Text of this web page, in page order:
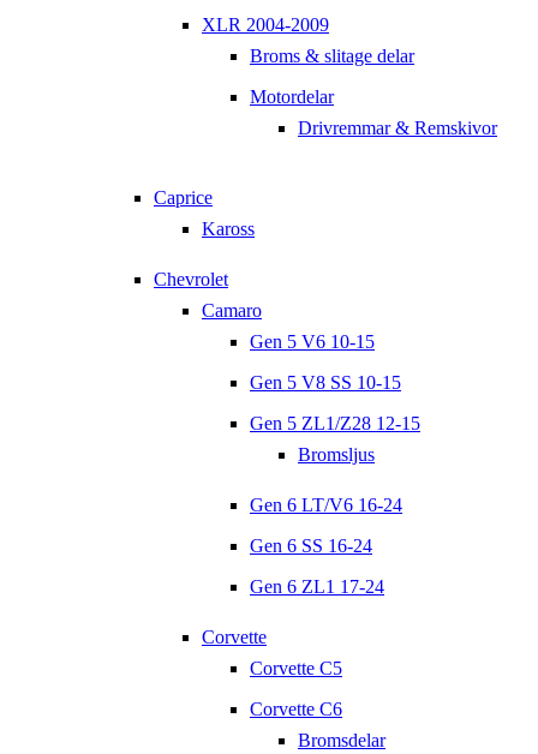
XLR 2004-2009
Broms & slitage delar
Motordelar
Drivremmar & Remskivor
Caprice
Kaross
Chevrolet
Camaro
Gen 5 V6 10-15
Gen 5 V8 SS 10-15
Gen 5 ZL1/Z28 12-15
Bromsljus
Gen 6 LT/V6 16-24
Gen 6 SS 16-24
Gen 6 ZL1 17-24
Corvette
Corvette C5
Corvette C6
Bromsdelar